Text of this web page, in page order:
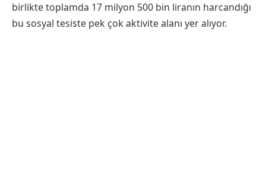
birlikte toplamda 17 milyon 500 bin liranın harcandığı
bu sosyal tesiste pek çok aktivite alanı yer alıyor.